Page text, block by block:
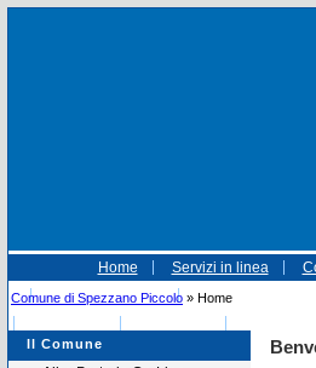
Home Servizi in linea
Autocertificazione
Amministrative
Comune di Spezzano Piccolo » Home
Il Comune